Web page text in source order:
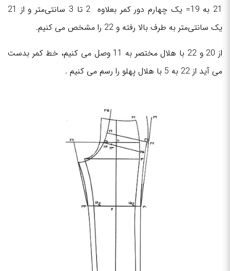
21 به 19= یک چهارم دور کمر بعلاوه 2 تا 3 سانتی‌متر و از 21
یک سانتی‌متر به طرف بالا رفته و 22 را مشخص می کنیم.
از 20 و 22 با هلال مختصر به 11 وصل می کنیم، خط کمر بدست
می آید از 22 به 5 با هلال پهلو را رسم می کنیم .